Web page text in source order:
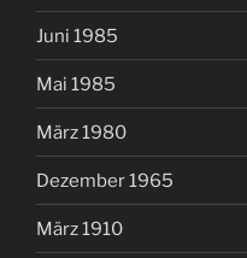
Juni 1985
Mai 1985
März 1980
Dezember 1965
März 1910